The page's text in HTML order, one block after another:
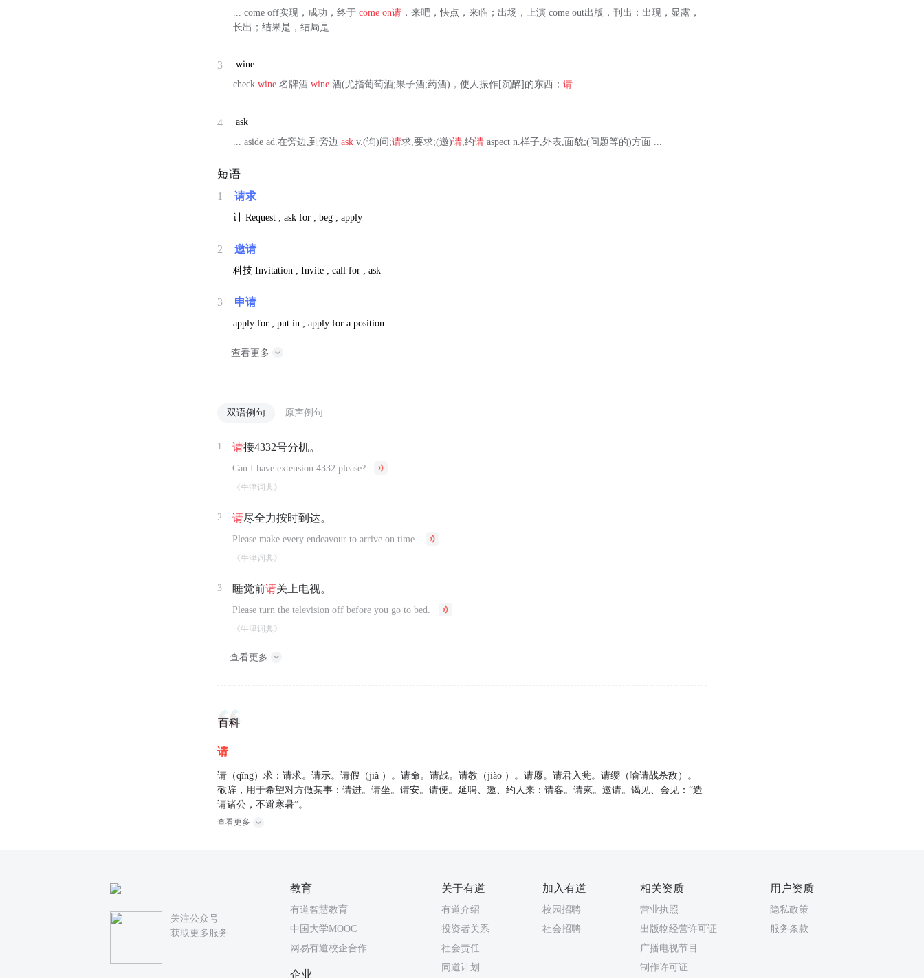
... come off实现，成功，终于come on请 ，来吧，快点，来临；出场，上演 come out出版，刊出；出现，显露，
长出；结果是，结局是 ...
3
wine
checkwine 名牌酒wine 酒(尤指葡萄酒;果子酒;药酒)，使人振作[沉醉]的东西；请...
4
ask
... aside ad.在旁边,到旁边ask v.(询)问;请求,要求;(邀)请 ,约请 aspect n.样子,外表,面貌;(问题等的)方面 ...
短语
1 请求
计Request ; ask for ; beg ; apply
2 邀请
科技Invitation ; Invite ; call for ; ask
3 申请
apply for ; put in ; apply for a position
查看更多
双语例句 原声例句
1 请接4332号分机。
Can I have extension 4332 please?
《牛津词典》
2 请尽全力按时到达。
Please make every endeavour to arrive on time.
《牛津词典》
3 睡觉前请关上电视。
Please turn the television off before you go to bed.
《牛津词典》
查看更多
百科
请
请（qǐng）求：请求。请示。请假（jià ）。请命。请战。请教（jiào ）。请愿。请君入瓮。请缨（喻请战杀敌）。
敬辞，用于希望对方做某事：请进。请坐。请安。请便。延聘、邀、约人来：请客。请柬。邀请。谒见、会见：“造
请诸公，不避寒暑”。
查看更多
关注公众号
获取更多服务
教育
有道智慧教育
中国大学MOOC
网易有道校企合作
关于有道
有道介绍
投资者关系
社会责任
同道计划
加入有道
校园招聘
社会招聘
相关资质
营业执照
出版物经营许可证
广播电视节目
制作许可证
用户资质
隐私政策
服务条款
企业